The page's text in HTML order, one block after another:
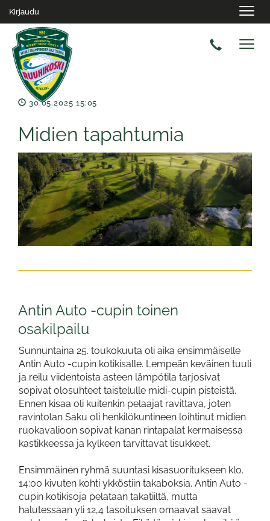
Kirjaudu
30.05.2025 15:05
Midien tapahtumia
Antin Auto -cupin toinen
osakilpailu
Sunnuntaina 25. toukokuuta oli aika ensimmäiselle
Antin Auto -cupin kotikisalle. Lempeän keväinen tuuli
ja reilu viidentoista asteen lämpötila tarjosivat
sopivat olosuhteet taistelulle midi-cupin pisteistä.
Ennen kisaa oli kuitenkin pelaajat ravittava, joten
ravintolan Saku oli henkilökuntineen loihtinut midien
ruokavalioon sopivat kanan rintapalat kermaisessa
kastikkeessa ja kylkeen tarvittavat lisukkeet.
Ensimmäinen ryhmä suuntasi kisasuoritukseen klo.
14:00 kivuten kohti ykköstiin takaboksia. Antin Auto -
cupin kotikisoja pelataan takatiiltä, mutta
halutessaan yli 12,4 tasoituksen omaavat saavat